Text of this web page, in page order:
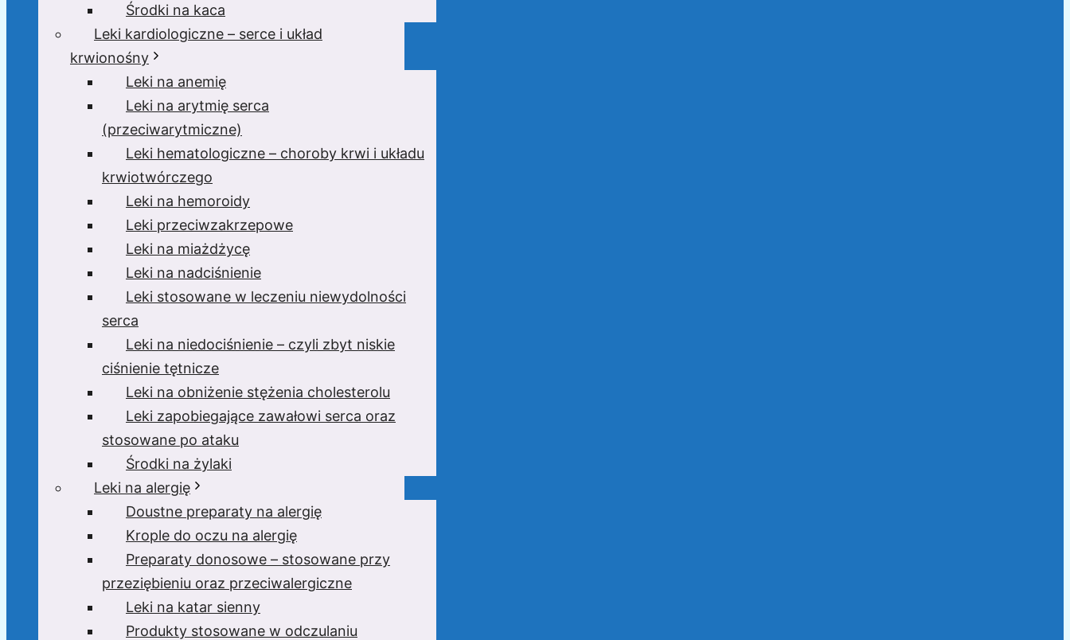
Środki na kaca
Leki kardiologiczne – serce i układ
krwionośny
Leki na anemię
Leki na arytmię serca
(przeciwarytmiczne)
Leki hematologiczne – choroby krwi i układu
krwiotwórczego
Leki na hemoroidy
Leki przeciwzakrzepowe
Leki na miażdżycę
Leki na nadciśnienie
Leki stosowane w leczeniu niewydolności
serca
Leki na niedociśnienie – czyli zbyt niskie
ciśnienie tętnicze
Leki na obniżenie stężenia cholesterolu
Leki zapobiegające zawałowi serca oraz
stosowane po ataku
Środki na żylaki
Leki na alergię
Doustne preparaty na alergię
Krople do oczu na alergię
Preparaty donosowe – stosowane przy
przeziębieniu oraz przeciwalergiczne
Leki na katar sienny
Produkty stosowane w odczulaniu